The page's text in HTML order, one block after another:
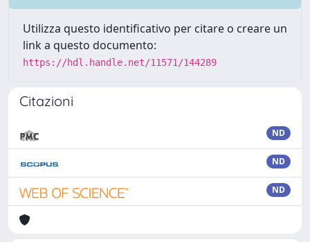
Utilizza questo identificativo per citare o creare un
link a questo documento:
https://hdl.handle.net/11571/144289
Citazioni
ND
ND
ND